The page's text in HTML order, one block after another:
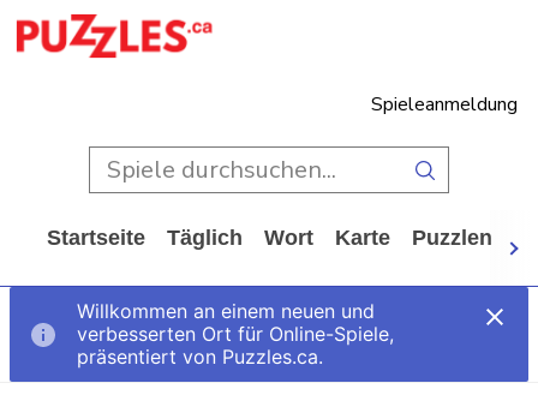
Spieleanmeldung
Startseite Täglich Wort Karte Puzzlen
Willkommen an einem neuen und
verbesserten Ort für Online-Spiele,
präsentiert von Puzzles.ca.